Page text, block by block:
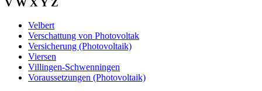
V W X Y Z
Velbert
Verschattung von Photovoltak
Versicherung (Photovoltaik)
Viersen
Villingen-Schwenningen
Voraussetzungen (Photovoltaik)